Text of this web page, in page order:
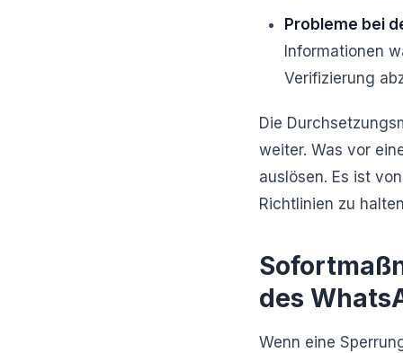
Probleme bei
Informationen
Verifizierung
Die
weiter. Was vor
auslösen. Es ist
Richtlinien zu
des
Wenn eine